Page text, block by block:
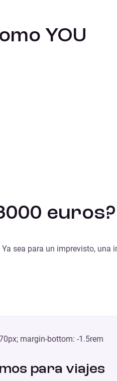
YOU
euros?
sea para un imprevisto, una
para viajes